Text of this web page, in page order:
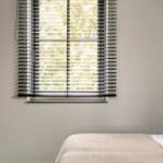
BEDDEN
Slaapkamer